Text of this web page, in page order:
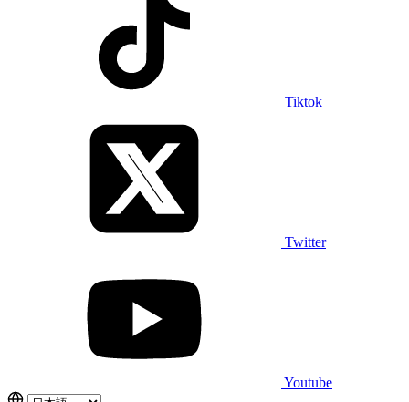
Tiktok
Twitter
Youtube